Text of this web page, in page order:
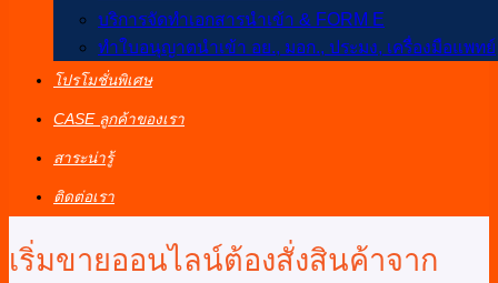
บริการจัดทำเอกสารนำเข้า & FORM E
ทำใบอนุญาตนำเข้า อย., มอก., ประมง, เครื่องมือแพทย์
โปรโมชั่นพิเศษ
CASE ลูกค้าของเรา
สาระน่ารู้
ติดต่อเรา
เริ่มขายออนไลน์ต้องสั่งสินค้าจาก